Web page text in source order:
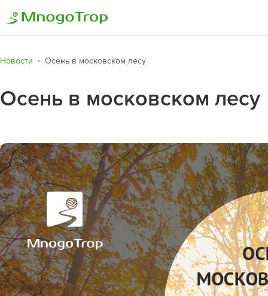
Новости Осень в московском лесу
Осень в московском лесу